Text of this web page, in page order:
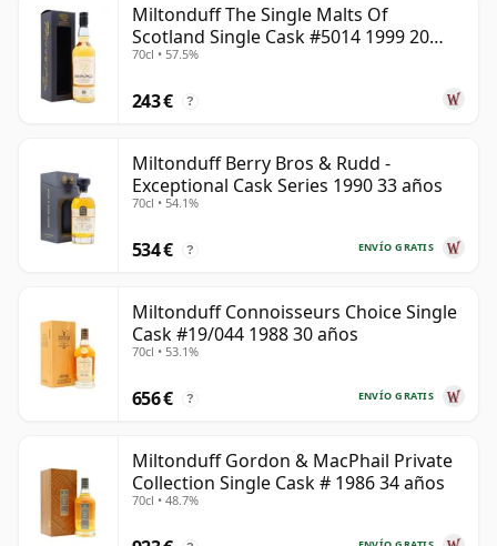
Miltonduff The Single Malts Of
Scotland Single Cask #5014 1999 20
años
70cl • 57.5%
243 € ?
Miltonduff Berry Bros & Rudd -
Exceptional Cask Series 1990 33 años
70cl • 54.1%
ENVÍO GRATIS
534 € ?
Miltonduff Connoisseurs Choice Single
Cask #19/044 1988 30 años
70cl • 53.1%
ENVÍO GRATIS
656 € ?
Miltonduff Gordon & MacPhail Private
Collection Single Cask # 1986 34 años
70cl • 48.7%